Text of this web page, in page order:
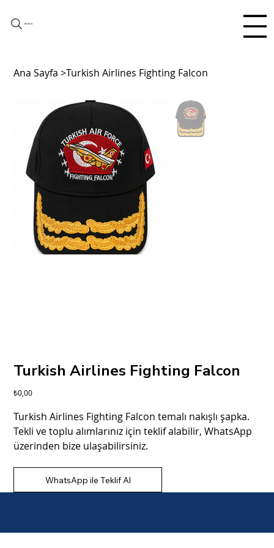
Arama
Ana Sayfa >Turkish Airlines Fighting Falcon
Turkish Airlines Fighting Falcon
Fiyat
₺0,00
Turkish Airlines Fighting Falcon temalı nakışlı şapka.
Tekli ve toplu alımlarınız için teklif alabilir, WhatsApp
üzerinden bize ulaşabilirsiniz.
WhatsApp ile Teklif Al